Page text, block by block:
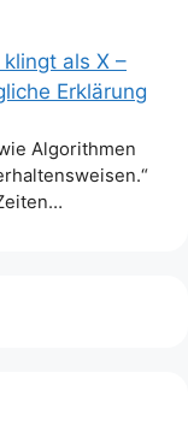
als X –
Erklärung
Algorithmen